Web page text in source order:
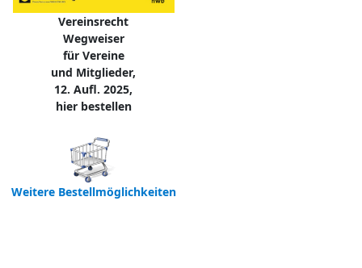
Vereinsrecht
Wegweiser
für Vereine
und Mitglieder,
12. Aufl. 2025,
hier bestellen
Weitere Bestellmöglichkeiten